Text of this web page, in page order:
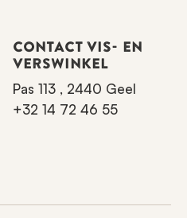
CONTACT VIS- EN
VERSWINKEL
Pas 113 , 2440 Geel
+32 14 72 46 55